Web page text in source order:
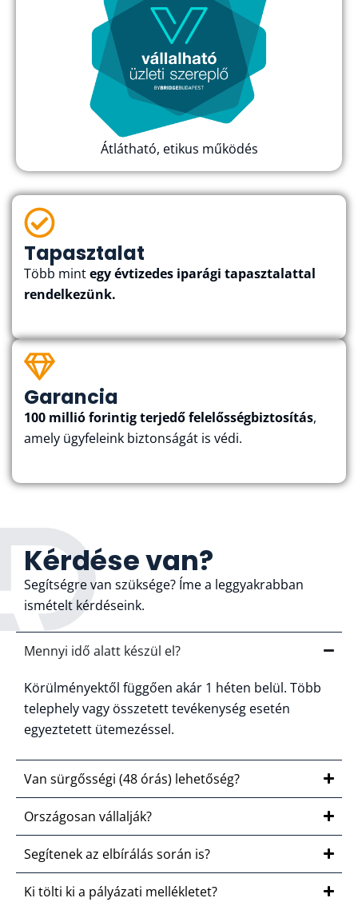
Átlátható, etikus működés
Tapasztalat
Több mintegy évtizedes iparági tapasztalattal
rendelkezünk.
Garancia
100 millió forintig terjedő felelősségbiztosítás,
amely ügyfeleink biztonságát is védi.
Kérdése van?
Segítségre van szüksége? Íme a leggyakrabban
ismételt kérdéseink.
Mennyi idő alatt készül el?
Körülményektől függően akár 1 héten belül. Több
telephely vagy összetett tevékenység esetén
egyeztetett ütemezéssel.
Van sürgősségi (48 órás) lehetőség?
Országosan vállalják?
Segítenek az elbírálás során is?
Ki tölti ki a pályázati mellékletet?